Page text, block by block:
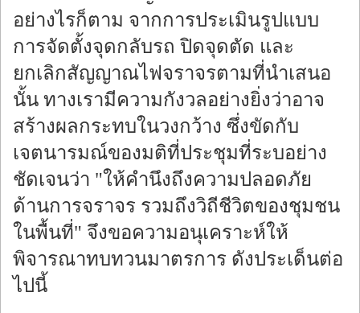
อย่างไรก็ตาม จากการประเมินรูปแบบ
การจัดตั้งจุดกลับรถ ปิดจุดตัด และ
ยกเลิกสัญญาณไฟจราจรตามที่นำเสนอ
นั้น ทางเรามีความกังวลอย่างยิ่งว่าอาจ
สร้างผลกระทบในวงกว้าง ซึ่งขัดกับ
เจตนารมณ์ของมติที่ประชุมที่ระบอย่าง
ชัดเจนว่า "ให้คำนึงถึงความปลอดภัย
ด้านการจราจร รวมถึงวิถีชีวิตของชุมชน
ในพื้นที่" จึงขอความอนุเคราะห์ให้
พิจารณาทบทวนมาตรการ ดังประเด็นต่อ
ไปนี้